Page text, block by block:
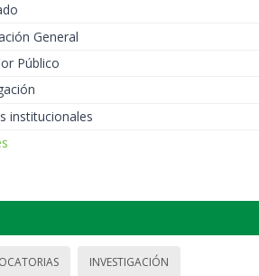
General
Público
institucionales
INVESTIGACIÓN